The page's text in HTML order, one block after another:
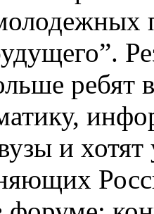
ребят
и хотят